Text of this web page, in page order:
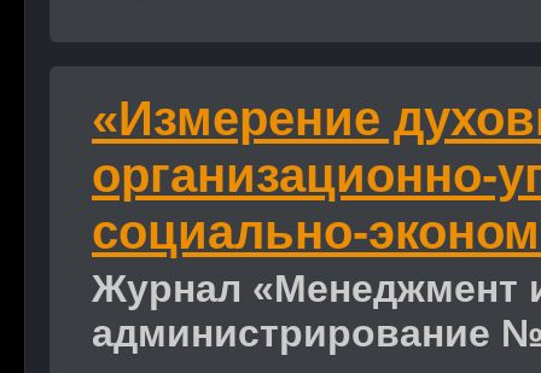
«Измерение
организационно-
социально-
Журнал «Менеджмент
администрирование